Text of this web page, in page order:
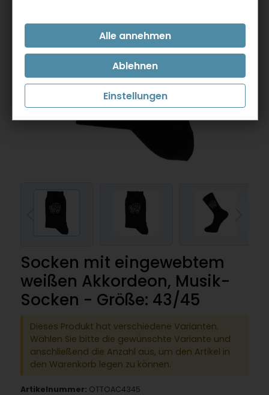
Socken mit eingewebtem
weißen Akkordeon, Musik-
Socken - Größe: 43/45
Dieses Produkt hat verschiedene Varianten.
Wählen Sie bitte die gewünschte Variante und
anschließend die Anzahl aus, um den Artikel in
den Warenkorb legen zu können.
Artikelnummer: OTTOAC4345
Einstellungen